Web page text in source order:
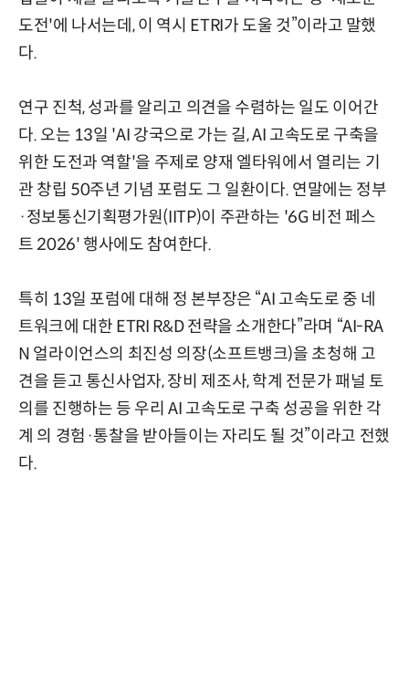
도전'에 나서는데, 이 역시 ETRI가 도울 것”이라고 말했
다.
연구 진척, 성과를 알리고 의견을 수렴하는 일도 이어간
다. 오는 13일 'AI 강국으로 가는 길, AI 고속도로 구축을
위한 도전과 역할'을 주제로 양재 엘타워에서 열리는 기
관 창립 50주년 기념 포럼도 그 일환이다. 연말에는 정부
·정보통신기획평가원(IITP)이 주관하는 '6G 비전 페스
트 2026' 행사에도 참여한다.
특히 13일 포럼에 대해 정 본부장은 “AI 고속도로 중 네
트워크에 대한 ETRI R&D 전략을 소개한다”라며 “AI-RA
N 얼라이언스의 최진성 의장(소프트뱅크)을 초청해 고
견을 듣고 통신사업자, 장비 제조사, 학계 전문가 패널 토
의를 진행하는 등 우리 AI 고속도로 구축 성공을 위한 각
계 의 경험·통찰을 받아들이는 자리도 될 것”이라고 전했
다.